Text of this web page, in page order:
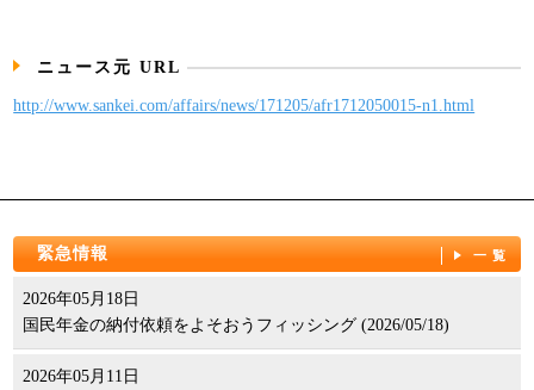
ニュース元 URL
http://www.sankei.com/affairs/news/171205/afr1712050015-n1.html
緊急情報 一覧
2026年05月18日
国民年金の納付依頼をよそおうフィッシング (2026/05/18)
2026年05月11日